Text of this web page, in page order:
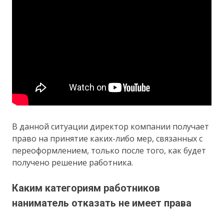
В данной ситуации директор компании получает
право на принятие каких-либо мер, связанных с
переоформлением, только после того, как будет
получено решение работника.
Каким категориям работников
наниматель отказать не имеет права